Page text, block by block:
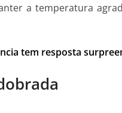
a temperatura
tem resposta